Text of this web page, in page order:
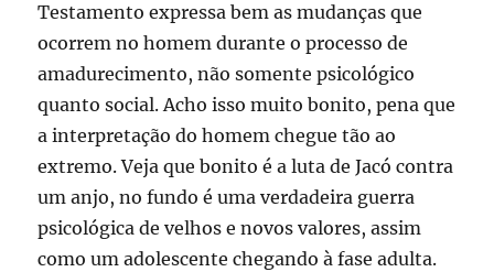
Testamento expressa bem as mudanças que
ocorrem no homem durante o processo de
amadurecimento, não somente psicológico
quanto social. Acho isso muito bonito, pena que
a interpretação do homem chegue tão ao
extremo. Veja que bonito é a luta de Jacó contra
um anjo, no fundo é uma verdadeira guerra
psicológica de velhos e novos valores, assim
como um adolescente chegando à fase adulta.